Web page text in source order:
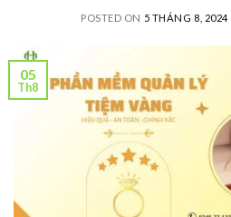
POSTED ON 5 THÁNG 8, 2024
05
Th8